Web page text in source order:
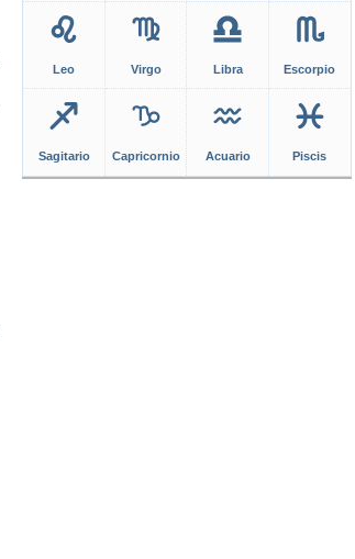
Leo Virgo Libra Escorpio
Sagitario Capricornio Acuario Piscis